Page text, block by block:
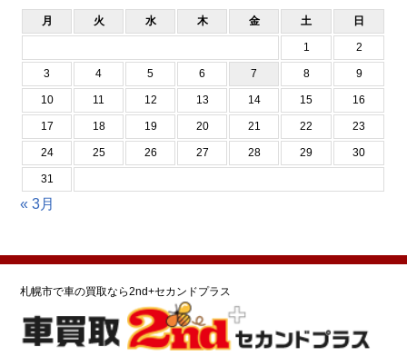
月 火 水 木 金 土 日
1 2
3 4 5 6 7 8 9
10 11 12 13 14 15 16
17 18 19 20 21 22 23
24 25 26 27 28 29 30
31
« 3月
札幌市で車の買取なら2nd+セカンドプラス